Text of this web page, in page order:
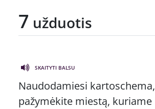
7 užduotis
SKAITYTI BALSU
Naudodamiesi kartoschema,
pažymėkite miestą, kuriame